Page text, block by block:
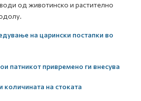
од животинско и растително
на царински постапки во
патникот привремено ги внесува
количината на стоката